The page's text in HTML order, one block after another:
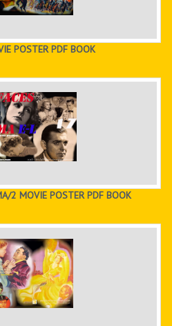
POSTER PDF BOOK
2 MOVIE POSTER PDF BOOK